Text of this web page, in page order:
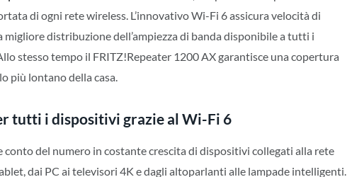
di ogni rete wireless. L’innovativo Wi-Fi 6 assicura velocità di
distribuzione dell’ampiezza di banda disponibile a tutti i
stesso tempo il FRITZ!Repeater 1200 AX garantisce una copertura
più lontano della casa.
tutti i dispositivi grazie al Wi-Fi 6
del numero in costante crescita di dispositivi collegati alla rete
dai PC ai televisori 4K e dagli altoparlanti alle lampade intelligenti.